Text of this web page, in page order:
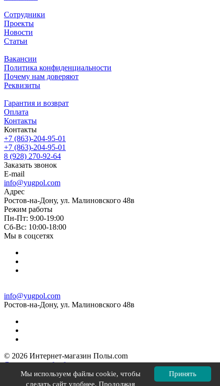
Сотрудники
Проекты
Новости
Статьи
Вакансии
Политика конфиденциальности
Почему нам доверяют
Реквизиты
Гарантия и возврат
Оплата
Контакты
Контакты
+7 (863)-204-95-01
+7 (863)-204-95-01
8 (928) 270-92-64
Заказать звонок
E-mail
info@yugpol.com
Адрес
Ростов-на-Дону, ул. Малиновского 48в
Режим работы
Пн-Пт: 9:00-19:00
Cб-Вс: 10:00-18:00
Мы в соцсетях
info@yugpol.com
Ростов-на-Дону, ул. Малиновского 48в
© 2026 Интернет-магазин Полы.com
Согласие на обработку персональных данных
Политика конфиденциальности
Политика в отношении файлов cookie
Принять
Мы используем файлы cookie, чтобы
сделать сайт удобнее. Продолжая